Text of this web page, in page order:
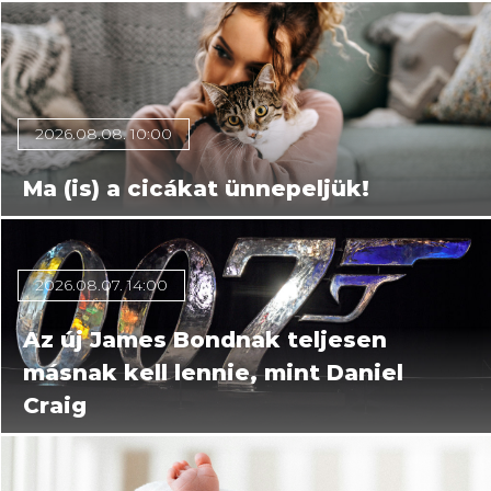
2026.08.08. 10:00
Ma (is) a cicákat ünnepeljük!
2026.08.07. 14:00
Az új James Bondnak teljesen
másnak kell lennie, mint Daniel
Craig